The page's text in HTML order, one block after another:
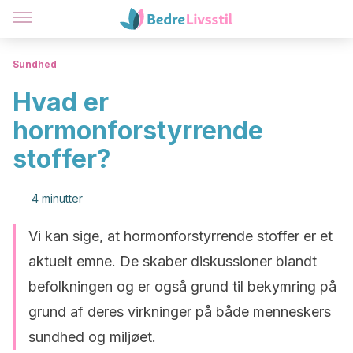
Sundhed
Hvad er
hormonforstyrrende
stoffer?
4 minutter
Vi kan sige, at hormonforstyrrende stoffer er et
aktuelt emne. De skaber diskussioner blandt
befolkningen og er også grund til bekymring på
grund af deres virkninger på både menneskers
sundhed og miljøet.